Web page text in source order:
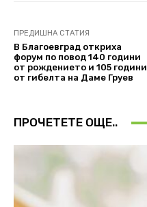
ПРЕДИШНА СТАТИЯ
В Благоевград откриха
форум по повод 140 години
от рождението и 105 години
от гибелта на Даме Груев
ПРОЧЕТЕТЕ ОЩЕ..